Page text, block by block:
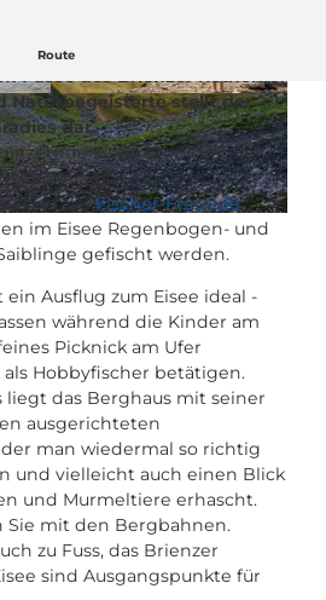
Furrer |CC-BY-NC-ND
AG |
NC-ND
© Bergbahnen Sörenberg AG, Maurin Bissig |
CC-BY-NC-ND
RouteBergsee und liegt auf
Fusse des Brienzer Rothorns.
Naturbegeisterte stellt der
dar.
Eisee ist für Fischer
ein Paradies. Um den
sich dieFischer-Freunde
im Eisee Regenbogen- und
gefischt werden.
Ausflug zum Eisee ideal -
während die Kinder am
Picknick am Ufer
Hobbyfischer betätigen.
liegt das Berghaus mit seiner
ausgerichteten
man wiedermal so richtig
und vielleicht auch einen Blick
und Murmeltiere erhascht.
Sie mit den Bergbahnen.
zu Fuss, das Brienzer
sind Ausgangspunkte für